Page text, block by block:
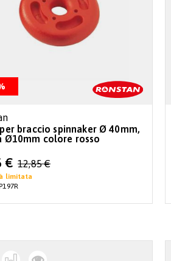
braccio spinnaker Ø 40mm,
Ø10mm colore rosso
€ 12,85 €
limitata